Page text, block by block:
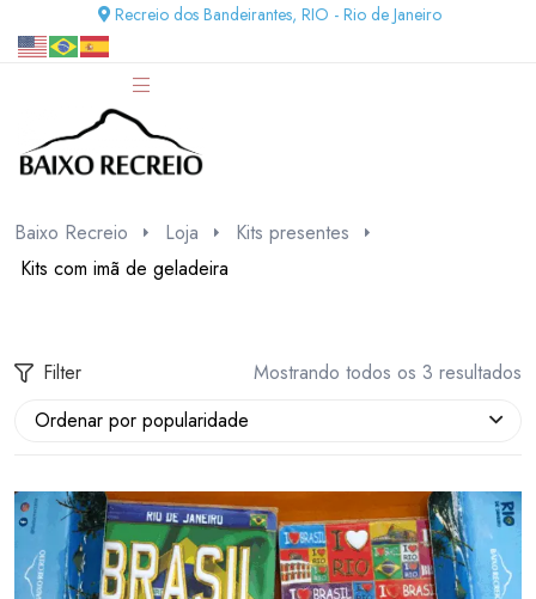
Recreio dos Bandeirantes, RIO - Rio de Janeiro
Baixo Recreio Loja
Kits presentes
Kits com imã de geladeira
Filter
Mostrando todos os 3 resultados
Ordenar por popularidade